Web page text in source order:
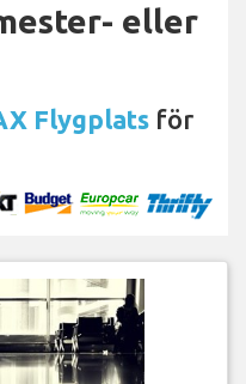
eller
Flygplats för